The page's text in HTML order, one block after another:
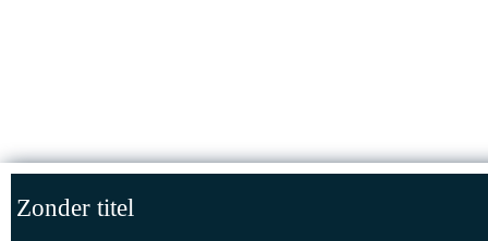
Zonder titel